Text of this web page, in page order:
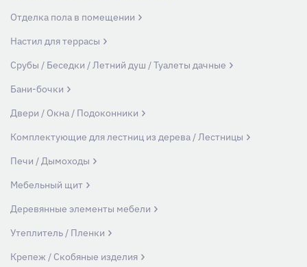
Отделка пола в помещении
Настил для террасы
Срубы / Беседки / Летний душ / Туалеты дачные
Бани-бочки
Двери / Окна / Подоконники
Комплектующие для лестниц из дерева / Лестницы
Печи / Дымоходы
Мебельный щит
Деревянные элементы мебели
Утеплитель / Пленки
Крепеж / Скобяные изделия